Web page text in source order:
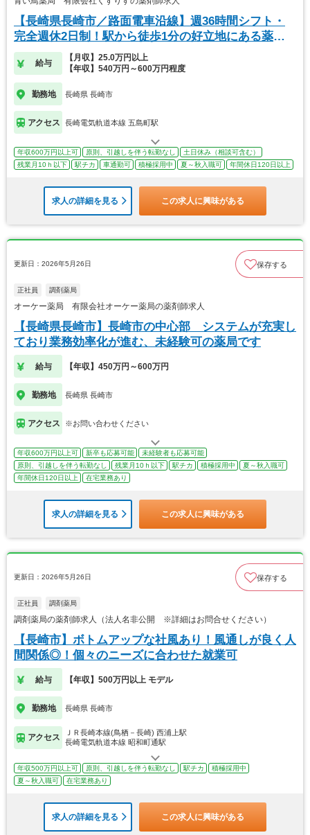
【長崎県長崎市／路面電車沿線】週36時間シフト・
完全週休2日制！駅から徒歩1分の好立地にある薬局
です
給与
【月収】25.0万円以上
【年収】540万円～600万円程度
勤務地 長崎県 長崎市
アクセス 長崎電気軌道本線 五島町駅
年収600万円以上可 原則、引越しを伴う転勤なし
土日休み（相談可含む）
残業月10ｈ以下
駅チカ 車通勤可 積極採用中 夏～秋入職可 年間休日120日以上
求人の詳細を見る この求人に興味がある
更新日：2026年5月26日 保存する
正社員 調剤薬局
オーケー薬局 有限会社オーケー薬局の薬剤師求人
【長崎県長崎市】長崎市の中心部 システムが充実し
ており業務効率化が進む、未経験可の薬局です
給与 【年収】450万円～600万円
勤務地 長崎県 長崎市
アクセス ※お問い合わせください
年収600万円以上可 新卒も応募可能
未経験者も応募可能
原則、引越しを伴う転勤なし
残業月10ｈ以下 駅チカ 積極採用中
夏～秋入職可
年間休日120日以上
在宅業務あり
求人の詳細を見る この求人に興味がある
更新日：2026年5月26日 保存する
正社員 調剤薬局
調剤薬局の薬剤師求人（法人名非公開 ※詳細はお問合せください）
【長崎市】ボトムアップな社風あり！風通しが良く人
間関係◎！個々のニーズに合わせた就業可
給与 【年収】500万円以上 モデル
勤務地 長崎県 長崎市
アクセス
ＪＲ長崎本線(鳥栖－長崎) 西浦上駅
長崎電気軌道本線 昭和町通駅
年収500万円以上可 原則、引越しを伴う転勤なし 駅チカ
積極採用中
夏～秋入職可
在宅業務あり
求人の詳細を見る この求人に興味がある